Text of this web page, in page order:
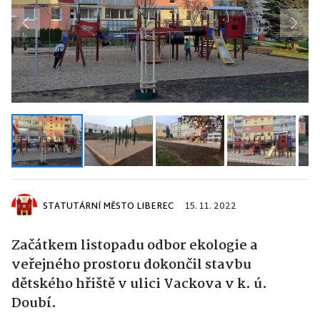
Previous Next
STATUTÁRNÍ MĚSTO LIBEREC 15. 11. 2022
Začátkem listopadu odbor ekologie a
veřejného prostoru dokončil stavbu
dětského hřiště v ulici Vackova v k. ú.
Doubí.